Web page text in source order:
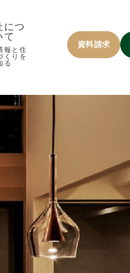
につ
て
報と住
くりを
る
資料請求